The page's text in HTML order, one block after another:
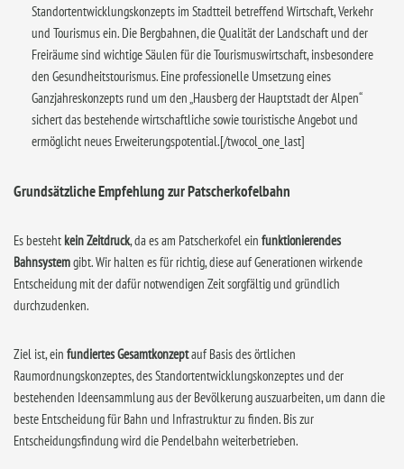
Standortentwicklungskonzepts im Stadtteil betreffend Wirtschaft, Verkehr
und Tourismus ein. Die Bergbahnen, die Qualität der Landschaft und der
Freiräume sind wichtige Säulen für die Tourismuswirtschaft, insbesondere
den Gesundheitstourismus. Eine professionelle Umsetzung eines
Ganzjahreskonzepts rund um den „Hausberg der Hauptstadt der Alpen“
sichert das bestehende wirtschaftliche sowie touristische Angebot und
ermöglicht neues Erweiterungspotential.[/twocol_one_last]
Grundsätzliche Empfehlung zur Patscherkofelbahn
Es besteht kein Zeitdruck, da es am Patscherkofel ein funktionierendes
Bahnsystemgibt. Wir halten es für richtig, diese auf Generationen wirkende
Entscheidung mit der dafür notwendigen Zeit sorgfältig und gründlich
durchzudenken.
Ziel ist, ein fundiertes Gesamtkonzeptauf Basis des örtlichen
Raumordnungskonzeptes, des Standortentwicklungskonzeptes und der
bestehenden Ideensammlung aus der Bevölkerung auszuarbeiten, um dann die
beste Entscheidung für Bahn und Infrastruktur zu finden. Bis zur
Entscheidungsfindung wird die Pendelbahn weiterbetrieben.